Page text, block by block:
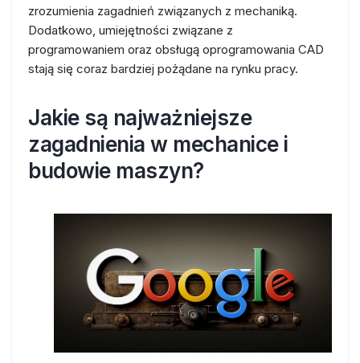
zrozumienia zagadnień związanych z mechaniką.
Dodatkowo, umiejętności związane z
programowaniem oraz obsługą oprogramowania CAD
stają się coraz bardziej pożądane na rynku pracy.
Jakie są najważniejsze
zagadnienia w mechanice i
budowie maszyn?